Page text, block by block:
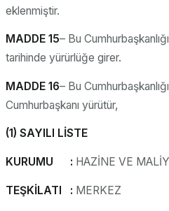
eklenmiştir.
MADDE 15– Bu
tarihinde yürürlüğe girer.
MADDE 16– Bu
Cumhurbaşkanı yürütür,
(1) SAYILI LİSTE
KURUMU : HAZİNE VE
TEŞKİLATI : MERKEZ